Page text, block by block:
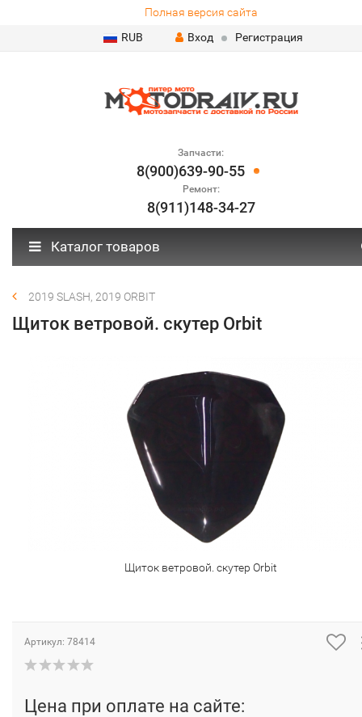
Полная версия сайта
RUB
Вход Регистрация
Запчасти:
8(900)639-90-55
Ремонт:
8(911)148-34-27
Каталог товаров
2019 SLASH, 2019 ORBIT
Щиток ветровой. скутер Orbit
Щиток ветровой. скутер Orbit
Артикул: 78414
Цена при оплате на сайте: